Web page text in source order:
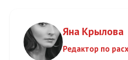
Яна Крылова
Редактор по